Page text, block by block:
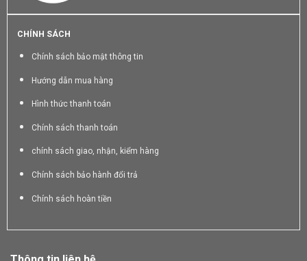
CHÍNH SÁCH
Chính sách bảo mật thông tin
Hướng dẫn mua hàng
Hình thức thanh toán
Chính sách thanh toán
chính sách giao, nhận, kiểm hàng
Chính sách bảo hành đổi trả
Chính sách hoàn tiền